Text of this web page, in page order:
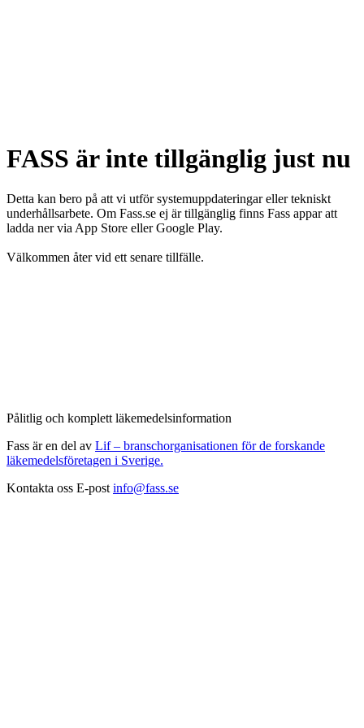
FASS är inte tillgänglig just nu
Detta kan bero på att vi utför systemuppdateringar eller tekniskt
underhållsarbete. Om Fass.se ej är tillgänglig finns Fass appar att
ladda ner via App Store eller Google Play.
Välkommen åter vid ett senare tillfälle.
Pålitlig och komplett läkemedelsinformation
Fass är en del av Lif – branschorganisationen för de forskande
läkemedelsföretagen i Sverige.
Kontakta oss E-post info@fass.se